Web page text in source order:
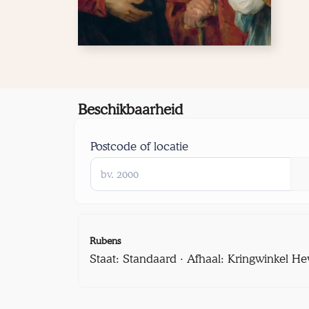
Beschikbaarheid
Postcode of locatie
Rubens
Staat: Standaard · Afhaal: Kringwinkel